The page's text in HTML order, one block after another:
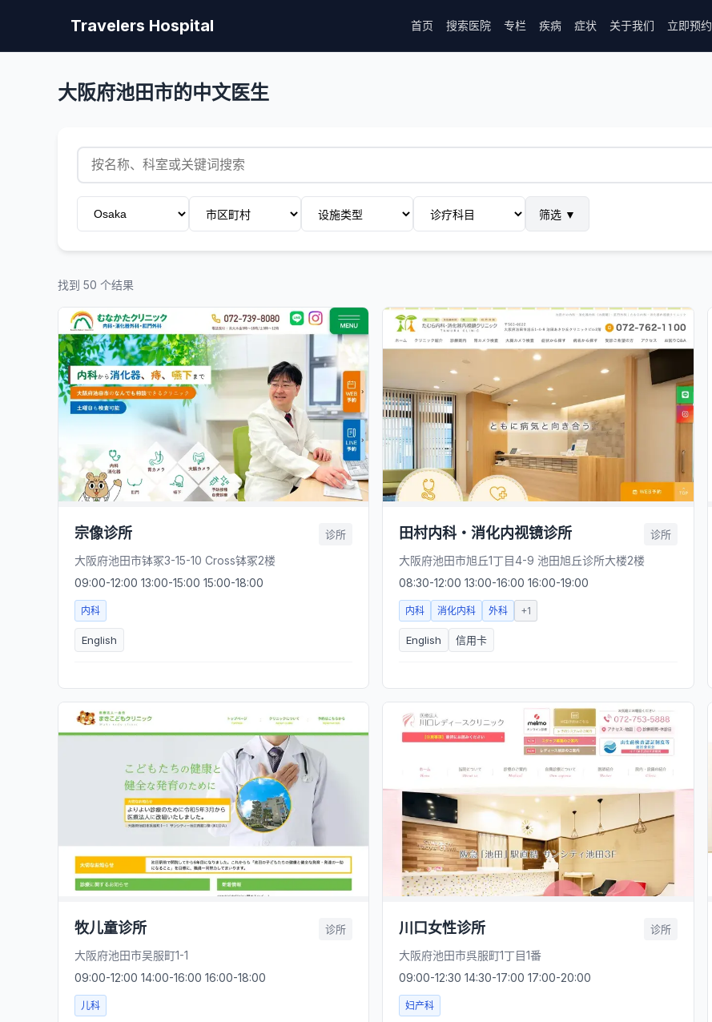
Travelers Hospital 首页 搜索医院 专栏 疾病 症状 关于我们 立即预约
大阪府池田市的中文医生
筛选 ▼
找到 50 个结果
宗像诊所 诊所
大阪府池田市钵冢3-15-10 Cross钵冢2楼
09:00-12:00 13:00-15:00 15:00-18:00
内科
English
田村内科・消化内视镜诊所 诊所
大阪府池田市旭丘1丁目4-9 池田旭丘诊所大楼2楼
08:30-12:00 13:00-16:00 16:00-19:00
内科 消化内科 外科 +1
English 信用卡
牧儿童诊所 诊所
大阪府池田市吴服町1-1
09:00-12:00 14:00-16:00 16:00-18:00
儿科
川口女性诊所 诊所
大阪府池田市呉服町1丁目1番
09:00-12:30 14:30-17:00 17:00-20:00
妇产科